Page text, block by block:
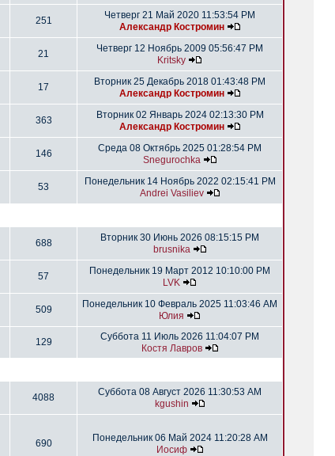
251
Четверг 21 Май 2020 11:53:54 PM
Александр Костромин
21
Четверг 12 Ноябрь 2009 05:56:47 PM
Kritsky
17
Вторник 25 Декабрь 2018 01:43:48 PM
Александр Костромин
363
Вторник 02 Январь 2024 02:13:30 PM
Александр Костромин
146
Среда 08 Октябрь 2025 01:28:54 PM
Snegurochka
53
Понедельник 14 Ноябрь 2022 02:15:41 PM
Andrei Vasiliev
688
Вторник 30 Июнь 2026 08:15:15 PM
brusnika
57
Понедельник 19 Март 2012 10:10:00 PM
LVK
509
Понедельник 10 Февраль 2025 11:03:46 AM
Юлия
129
Суббота 11 Июль 2026 11:04:07 PM
Костя Лавров
4088
Суббота 08 Август 2026 11:30:53 AM
kgushin
690
Понедельник 06 Май 2024 11:20:28 AM
Иосиф